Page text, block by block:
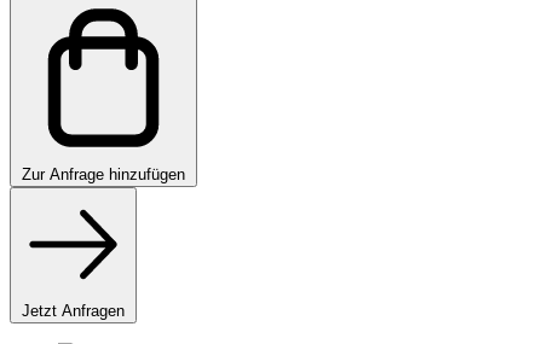
Zur Anfrage hinzufügen
Jetzt Anfragen